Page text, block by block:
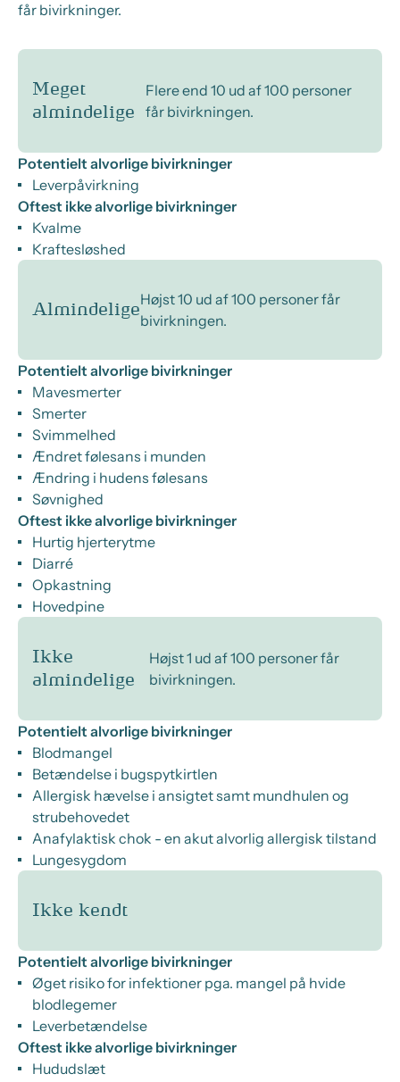
får bivirkninger.
Meget
almindelige
Flere end 10 ud af 100 personer
får bivirkningen.
Potentielt alvorlige bivirkninger
Leverpåvirkning
Oftest ikke alvorlige bivirkninger
Kvalme
Kraftesløshed
Almindelige
Højst 10 ud af 100 personer får
bivirkningen.
Potentielt alvorlige bivirkninger
Mavesmerter
Smerter
Svimmelhed
Ændret følesans i munden
Ændring i hudens følesans
Søvnighed
Oftest ikke alvorlige bivirkninger
Hurtig hjerterytme
Diarré
Opkastning
Hovedpine
Ikke
almindelige
Højst 1 ud af 100 personer får
bivirkningen.
Potentielt alvorlige bivirkninger
Blodmangel
Betændelse i bugspytkirtlen
Allergisk hævelse i ansigtet samt mundhulen og
strubehovedet
Anafylaktisk chok - en akut alvorlig allergisk tilstand
Lungesygdom
Ikke kendt
Potentielt alvorlige bivirkninger
Øget risiko for infektioner pga. mangel på hvide
blodlegemer
Leverbetændelse
Oftest ikke alvorlige bivirkninger
Hududslæt